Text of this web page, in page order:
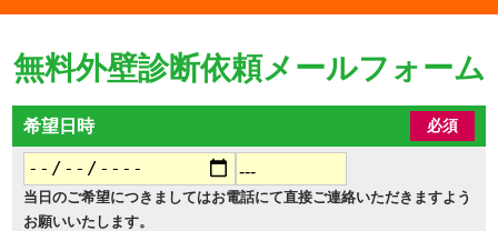
無料外壁診断依頼メールフォーム
希望日時 必須
当日のご希望につきましてはお電話にて直接ご連絡いただきますよう
お願いいたします。